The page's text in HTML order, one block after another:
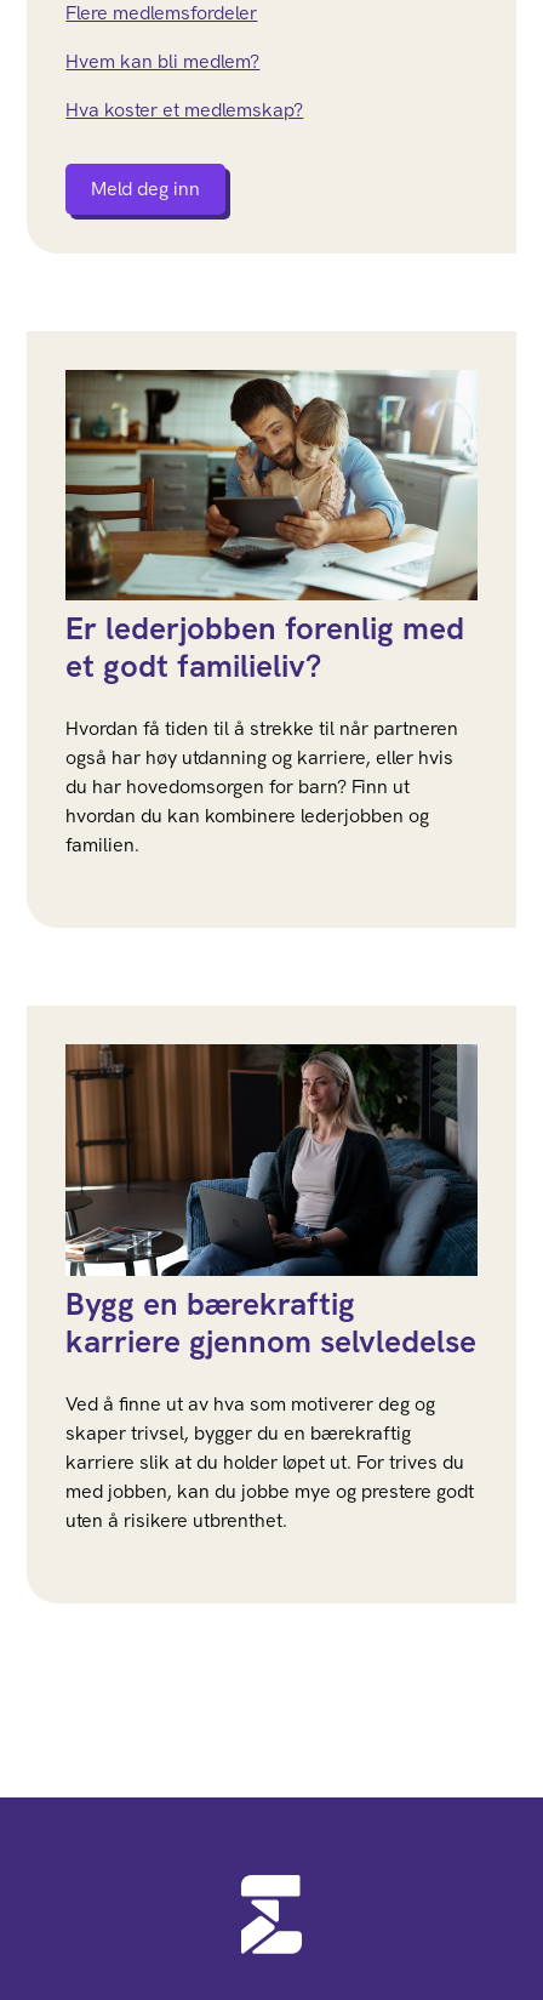
Flere medlemsfordeler
Hvem kan bli medlem?
Hva koster et medlemskap?
Meld deg inn
Er lederjobben forenlig med
et godt familieliv?
Hvordan få tiden til å strekke til når partneren
også har høy utdanning og karriere, eller hvis
du har hovedomsorgen for barn? Finn ut
hvordan du kan kombinere lederjobben og
familien.
Bygg en bærekraftig
karriere gjennom selvledelse
Ved å finne ut av hva som motiverer deg og
skaper trivsel, bygger du en bærekraftig
karriere slik at du holder løpet ut. For trives du
med jobben, kan du jobbe mye og prestere godt
uten å risikere utbrenthet.